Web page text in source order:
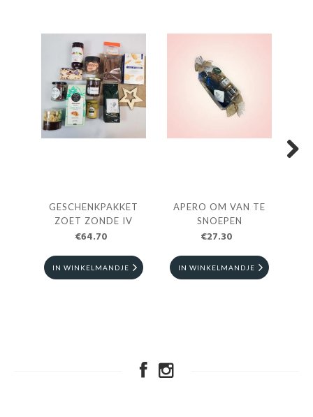
GESCHENKPAKKET
ZOET ZONDE IV
€64.70
IN WINKELMANDJE
APERO OM VAN TE
SNOEPEN
€27.30
IN WINKELMANDJE